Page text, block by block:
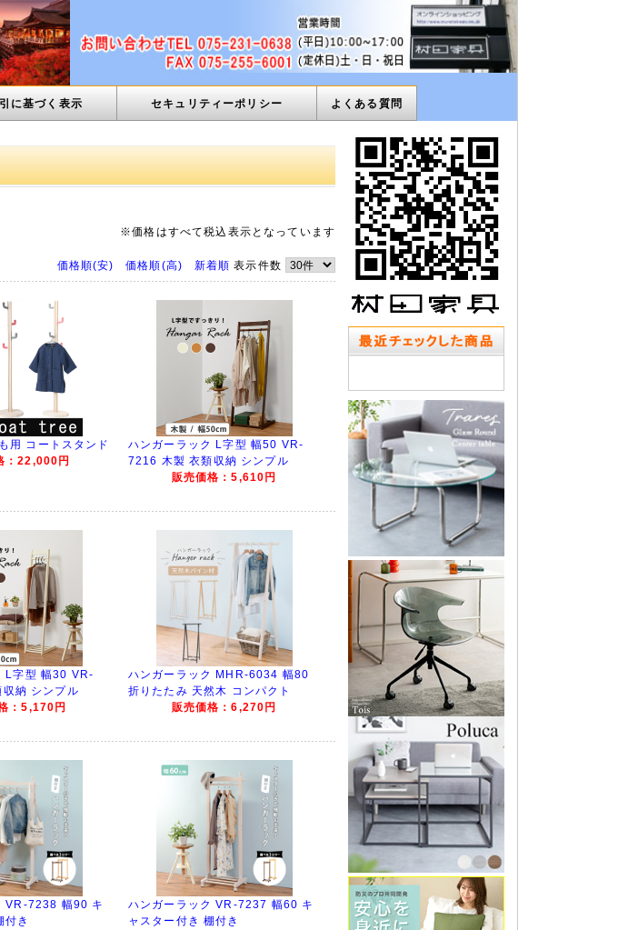
に基づく表示 セキュリティーポリシー よくある質問
※価格はすべて税込表示となっています
価格順(安) 価格順(高) 新着順 表示件数
用 コートスタンド
：22,000円
ハンガーラック L字型 幅50 VR-
7216 木製 衣類収納 シンプル
販売価格：5,610円
L字型 幅30 VR-
納 シンプル
：5,170円
ハンガーラック MHR-6034 幅80
折りたたみ 天然木 コンパクト
販売価格：6,270円
VR-7238 幅90 キ
付き
ハンガーラック VR-7237 幅60 キ
ャスター付き 棚付き